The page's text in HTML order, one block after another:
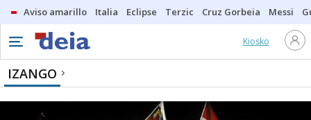
Aviso amarillo Italia Eclipse Terzic Cruz Gorbeia Messi
Kiosko
IZANGO